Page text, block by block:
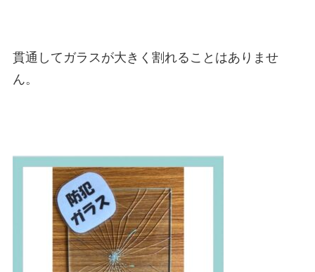
貫通してガラスが大きく割れることはありませ
ん。